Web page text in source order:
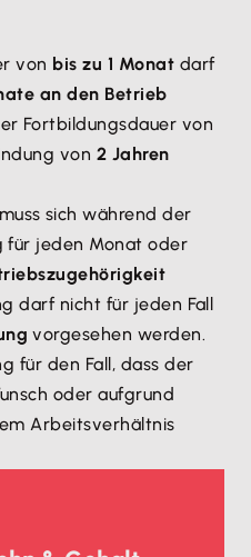
von bis zu 1 Monat darf
an den Betrieb
Fortbildungsdauer von
von 2 Jahren
muss sich während der
für jeden Monat oder
darf nicht für jeden Fall
vorgesehen werden.
für den Fall, dass der
oder aufgrund
Arbeitsverhältnis